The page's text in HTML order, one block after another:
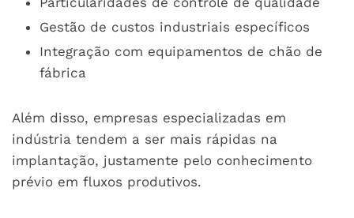
Gestão de custos industriais específicos
Integração com equipamentos de chão de
fábrica
Além disso, empresas especializadas em
indústria tendem a ser mais rápidas na
implantação, justamente pelo conhecimento
prévio em fluxos produtivos.